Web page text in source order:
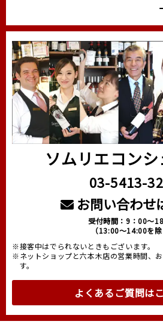
ソムリエコン
03-5413-
お問い合わせ
受付時間：9：00～
（13:00～14:00を除
※接客中はでられないときもございます。
※ネットショップと六本木店の営業時間、
す。
よくあるご質問は